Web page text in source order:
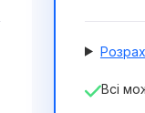
Кількість
Всі